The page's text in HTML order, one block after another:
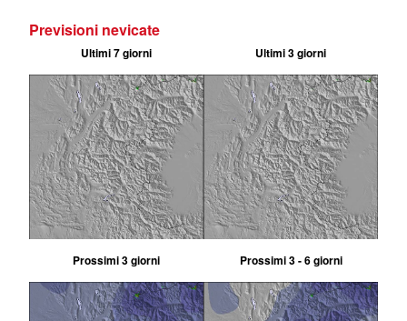
Previsioni nevicate
Ultimi 7 giorni Ultimi 3 giorni
Prossimi 3 giorni Prossimi 3 - 6 giorni